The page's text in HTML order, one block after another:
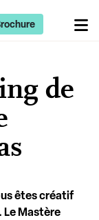
de
êtes créatif
Le Mastère